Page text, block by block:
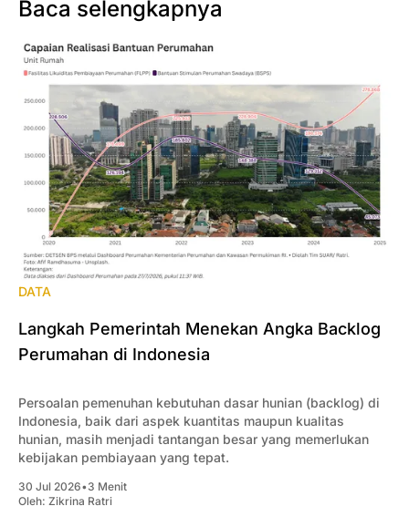
Baca selengkapnya
DATA
Langkah Pemerintah Menekan Angka Backlog
Perumahan di Indonesia
Persoalan pemenuhan kebutuhan dasar hunian (backlog) di
Indonesia, baik dari aspek kuantitas maupun kualitas
hunian, masih menjadi tantangan besar yang memerlukan
kebijakan pembiayaan yang tepat.
30 Jul 2026•3 Menit
Oleh: Zikrina Ratri